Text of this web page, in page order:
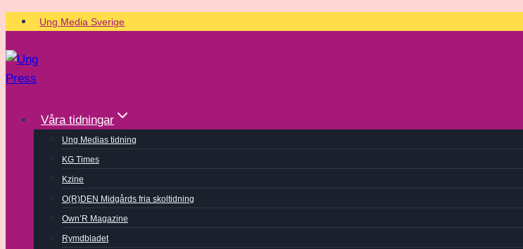
Skip
content
Ung Media Sverige
Våra tidningar
Ung Medias tidning
KG Times
Kzine
O(R)DEN Midgårds fria skoltidning
Own’R Magazine
Rymdbladet